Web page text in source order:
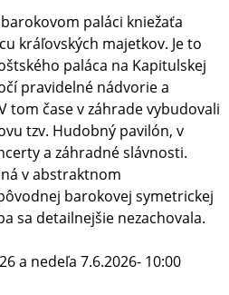
paláci kniežaťa
kráľovských majetkov. Je to
paláca na Kapitulskej
pravidelné nádvorie a
tom čase v záhrade vybudovali
tzv. Hudobný pavilón, v
a záhradné slávnosti.
v abstraktnom
barokovej symetrickej
sa detailnejšie nezachovala.
a nedeľa 7.6.2026- 10:00